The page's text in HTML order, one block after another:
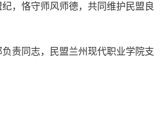
，恪守师风师德，共同维护民盟良
负责同志，民盟兰州现代职业学院支